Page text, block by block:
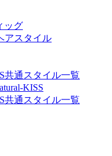
ッグ
アスタイル
共通スタイル一覧
KISS
共通スタイル一覧